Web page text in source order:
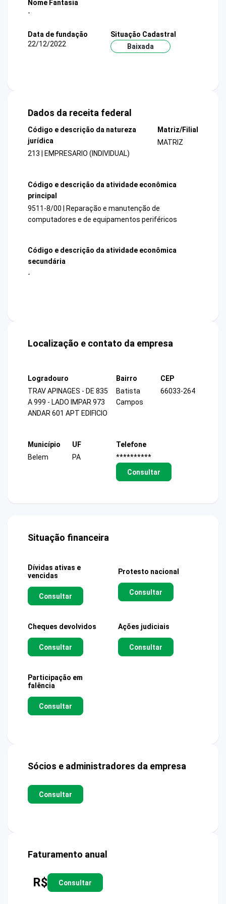
Nome Fantasia
-
Data de fundação
22/12/2022
Situação Cadastral
Baixada
Dados da receita federal
Código e descrição da natureza
jurídica
213 | EMPRESARIO (INDIVIDUAL)
Matriz/Filial
MATRIZ
Código e descrição da atividade econômica
principal
9511-8/00 | Reparação e manutenção de
computadores e de equipamentos periféricos
Código e descrição da atividade econômica
secundária
-
Localização e contato da empresa
Logradouro
TRAV APINAGES - DE 835
A 999 - LADO IMPAR 973
ANDAR 601 APT EDIFICIO
Bairro
Batista
Campos
CEP
66033-264
Município
Belem
UF
PA
Telefone
**********
Consultar
Situação financeira
Dívidas ativas e
vencidas
Consultar
Protesto nacional
Consultar
Cheques devolvidos
Consultar
Ações judiciais
Consultar
Participação em
falência
Consultar
Sócios e administradores da empresa
Consultar
Faturamento anual
R$ Consultar